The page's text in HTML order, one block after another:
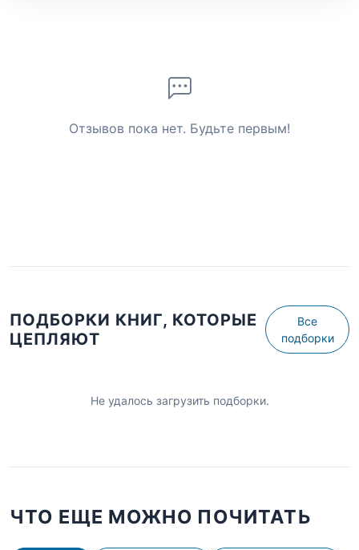
Отзывов пока нет. Будьте первым!
ПОДБОРКИ КНИГ, КОТОРЫЕ
ЦЕПЛЯЮТ
Все
подборки
Не удалось загрузить подборки.
ЧТО ЕЩЕ МОЖНО ПОЧИТАТЬ